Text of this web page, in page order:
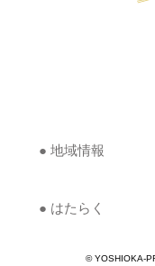
● 地域情報
● はたらく
© YOSHIOKA-